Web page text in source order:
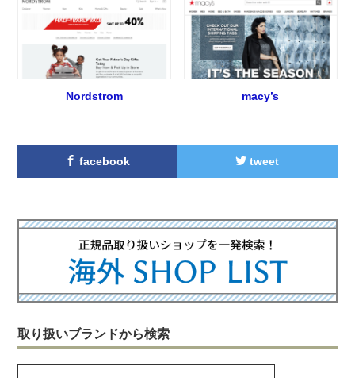
Nordstrom macy’s
facebook tweet
取り扱いブランドから検索